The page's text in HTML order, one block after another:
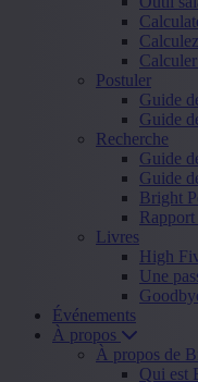
Postuler
Guide
Guide
Recherche
Guide
Guide
Bright
Livres
High
Une
Événements
À propos
À propos de
Qui est